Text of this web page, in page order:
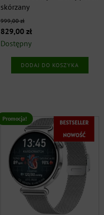
skórzany
999,00zł
Pierwotna
cena
wynosiła:
999,00 zł.
829,00 złAktualna
cena
wynosi:
829,00 zł.
Dostępny
DODAJ DO KOSZYKA
Promocja!
BESTSELLER
NOWOŚĆ